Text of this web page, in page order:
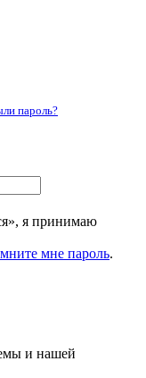
пароль?
я принимаю
мне пароль.
и нашей